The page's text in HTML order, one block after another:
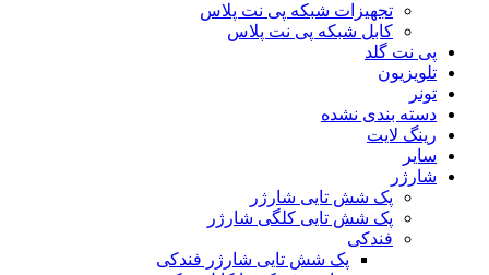
تجهیزات شبکه پی نت پلاس
کابل شبکه پی نت پلاس
پی نت گلد
تلویزیون
تونر
دسته بندی نشده
رینگ لایت
سایر
شارژر
پک شش تایی شارژر
پک شش تایی کلگی شارژر
فندکی
پک شش تایی شارژر فندکی